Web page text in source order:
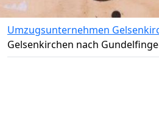
Umzugsunternehmen
Gelsenkirchen nach